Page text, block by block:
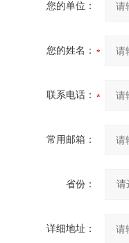
您的单位：
您的姓名：
联系电话：
常用邮箱：
省份：
详细地址：